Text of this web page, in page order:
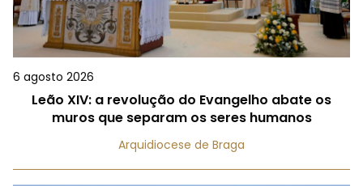
6 agosto 2026
Leão XIV: a revolução do Evangelho abate os
muros que separam os seres humanos
Arquidiocese de Braga